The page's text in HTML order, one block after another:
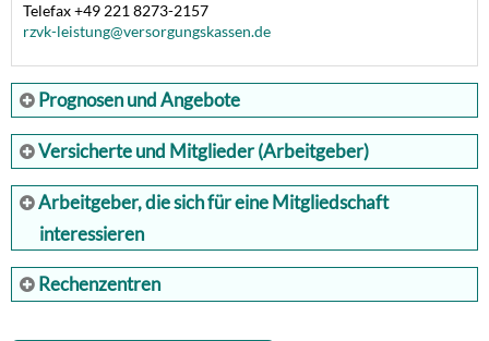
Telefax +49 221 8273-2157
rzvk-leistung@versorgungskassen.de
Prognosen und Angebote
Versicherte und Mitglieder (Arbeitgeber)
Arbeitgeber, die sich für eine Mitgliedschaft
interessieren
Rechenzentren